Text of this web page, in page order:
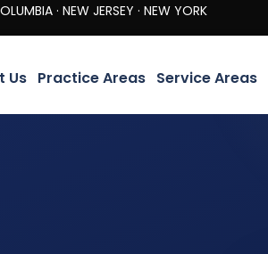
JERSEY · NEW YORK
Us Practice Areas Service Areas